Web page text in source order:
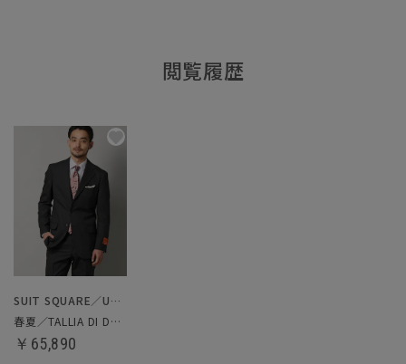
閲覧履歴
SUIT SQUARE／UNIVERSAL LANGUAGE
春夏／TALLIA DI DELFINO／スーツ
￥65,890